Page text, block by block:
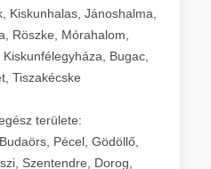
Kiskunhalas, Jánoshalma,
Röszke, Mórahalom,
Bugac,
Tiszakécske
területe:
Pécel, Gödöllő,
Szentendre, Dorog,